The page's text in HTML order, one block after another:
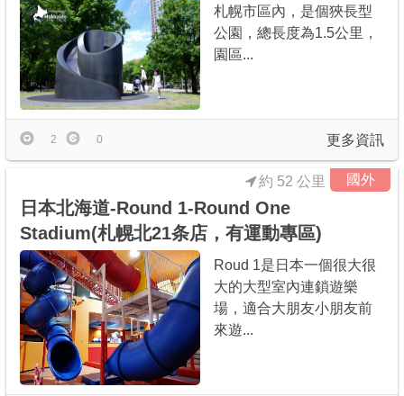
札幌市區內，是個狹長型
公園，總長度為1.5公里，
園區...
更多資訊
2 0
國外
約 52 公里
日本北海道-Round 1-Round One
Stadium(札幌北21条店，有運動專區)
Roud 1是日本一個很大很
大的大型室內連鎖遊樂
場，適合大朋友小朋友前
來遊...